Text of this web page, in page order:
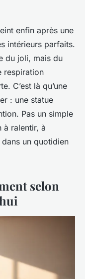
enfin après une
intérieurs parfaits.
du joli, mais du
respiration
C’est là qu’une
: une statue
Pas un simple
à ralentir, à
un quotidien
selon